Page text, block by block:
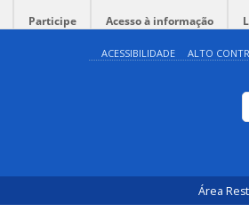
Participe Acesso à informação
ACESSIBILIDADE ALTO
Área